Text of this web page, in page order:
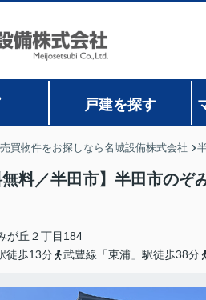
戸建を探す
買物件をお探しなら名城設備株式会社
無料／半田市】半田市の
が丘 ２丁目184
徒歩13分
武豊線「東浦」駅徒歩38分